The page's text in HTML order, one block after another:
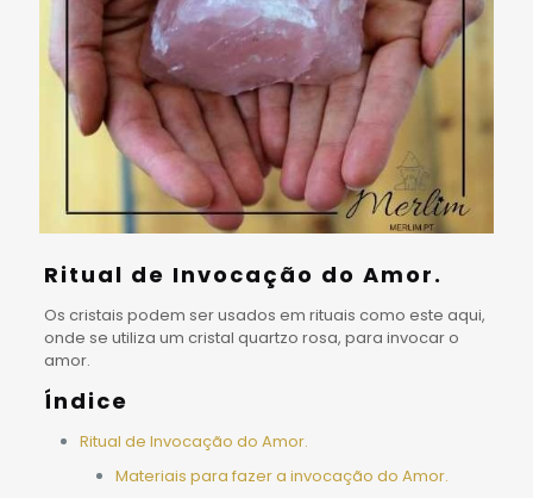
Ritual de Invocação do Amor.
Os cristais podem ser usados em rituais como este aqui,
onde se utiliza um cristal quartzo rosa, para invocar o
amor.
Índice
Ritual de Invocação do Amor.
Materiais para fazer a invocação do Amor.